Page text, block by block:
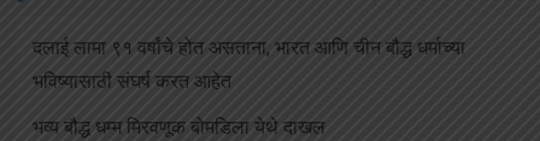
दलाई लामा ९१ वर्षांचे होत असताना, भारत आणि चीन बौद्ध धर्माच्या
भविष्यासाठी संघर्ष करत आहेत
भव्य बौद्ध धम्म मिरवणूक बोमडिला येथे दाखल